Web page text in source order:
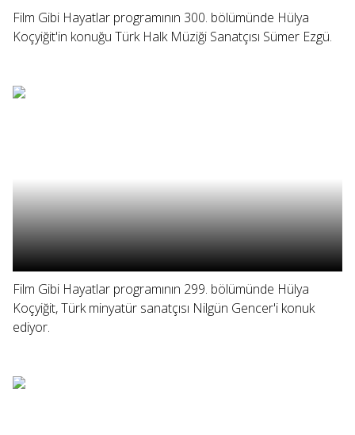
Film Gibi Hayatlar programının 300. bölümünde Hülya
Koçyiğit'in konuğu Türk Halk Müziği Sanatçısı Sümer Ezgü.
Film Gibi Hayatlar programının 299. bölümünde Hülya
Koçyiğit, Türk minyatür sanatçısı Nilgün Gencer'i konuk
ediyor.